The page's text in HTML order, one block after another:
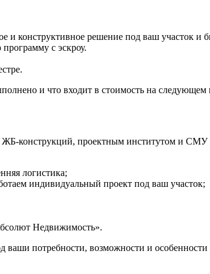
и конструктивное решение под ваш участок и
с эскроу.
и что входит в стоимость на следующем
конструкций, проектным институтом и СМУ
логистика;
индивидуальный проект под ваш участок;
Недвижимость».
ваши потребности, возможности и